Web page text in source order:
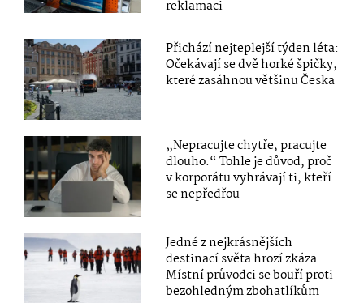
reklamaci
Přichází nejteplejší týden léta:
Očekávají se dvě horké špičky,
které zasáhnou většinu Česka
„Nepracujte chytře, pracujte
dlouho.“ Tohle je důvod, proč
v korporátu vyhrávají ti, kteří
se nepředřou
Jedné z nejkrásnějších
destinací světa hrozí zkáza.
Místní průvodci se bouří proti
bezohledným zbohatlíkům